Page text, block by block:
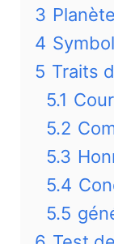
3
4
5 Traits
5.1
5.2
5.3
5.4
5.5